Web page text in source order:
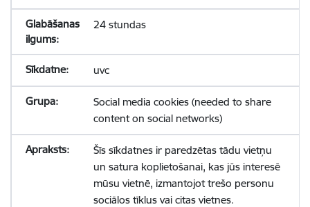
24 stundas
uvc
Social media cookies (needed to share
content on social networks)
Šīs sīkdatnes ir paredzētas tādu vietņu
un satura koplietošanai, kas jūs interesē
mūsu vietnē, izmantojot trešo personu
sociālos tīklus vai citas vietnes.